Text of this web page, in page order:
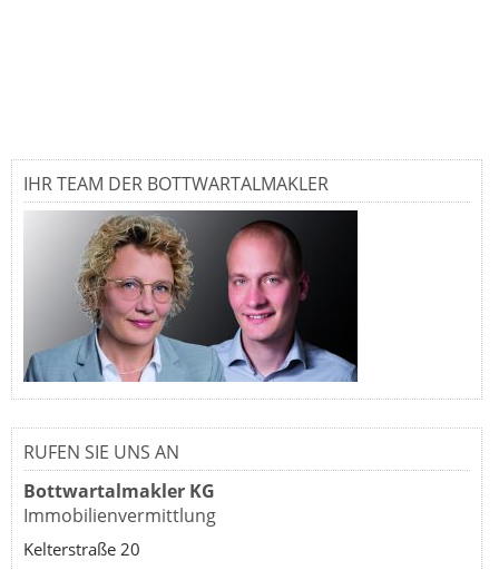
IHR TEAM DER BOTTWARTALMAKLER
RUFEN SIE UNS AN
Bottwartalmakler KG
Immobilienvermittlung
Kelterstraße 20